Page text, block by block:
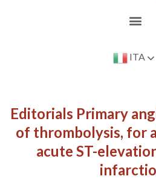
ITA
Editorials Primary
of thrombolysis, for
acute ST-